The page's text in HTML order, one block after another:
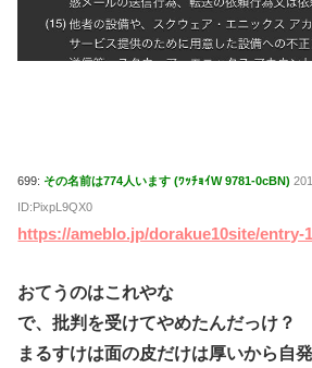
699: その名前は774人います (ﾜｯﾁｮｲW 9781-0cBN)
ID:PixpL9QX0
https://ameblo.jp/dorakue10site/entry-
おてうのはこれやな
で、批判を受けてやめたんだっけ？
まるすけは面の皮だけは厚いから自